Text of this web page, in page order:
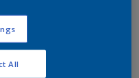
de visualisation
All